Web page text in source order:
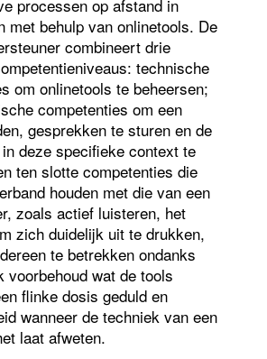
processen op afstand in
met behulp van onlinetools. De
combineert drie
technische
om onlinetools te beheersen;
competenties om een
gesprekken te sturen en de
deze specifieke context te
ten slotte competenties die
houden met die van een
zoals actief luisteren, het
zich duidelijk uit te drukken,
te betrekken ondanks
voorbehoud wat de tools
flinke dosis geduld en
wanneer de techniek van een
laat afweten.